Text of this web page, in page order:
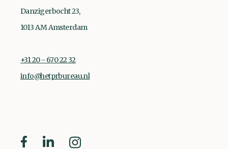
Danzigerbocht 23,
1013 AM Amsterdam
+31 20 - 670 22 32
info@hetprbureau.nl